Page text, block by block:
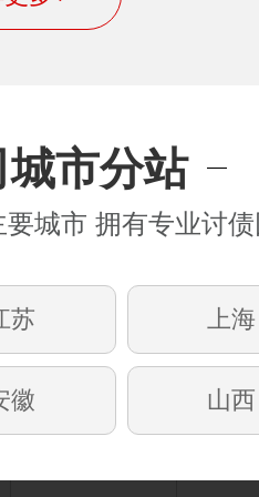
市分站
城市 拥有专业讨
苏 上海
徽 山西